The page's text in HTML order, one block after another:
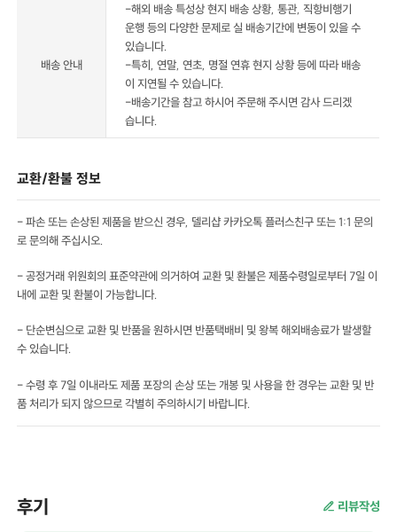
배송 안내
-해외 배송 특성상 현지 배송 상황, 통관, 직항비행기
운행 등의 다양한 문제로 실 배송기간에 변동이 있을 수
있습니다.
-특히, 연말, 연초, 명절 연휴 현지 상황 등에 따라 배송
이 지연될 수 있습니다.
-배송기간을 참고 하시어 주문해 주시면 감사 드리겠
습니다.
교환/환불 정보
- 파손 또는 손상된 제품을 받으신 경우, 델리샵 카카오톡 플러스친구 또는 1:1 문의
로 문의해 주십시오.
- 공정거래 위원회의 표준약관에 의거하여 교환 및 환불은 제품수령일로부터 7일 이
내에 교환 및 환불이 가능합니다.
- 단순변심으로 교환 및 반품을 원하시면 반품택배비 및 왕복 해외배송료가 발생할
수 있습니다.
- 수령 후 7일 이내라도 제품 포장의 손상 또는 개봉 및 사용을 한 경우는 교환 및 반
품 처리가 되지 않으므로 각별히 주의하시기 바랍니다.
후기 리뷰작성